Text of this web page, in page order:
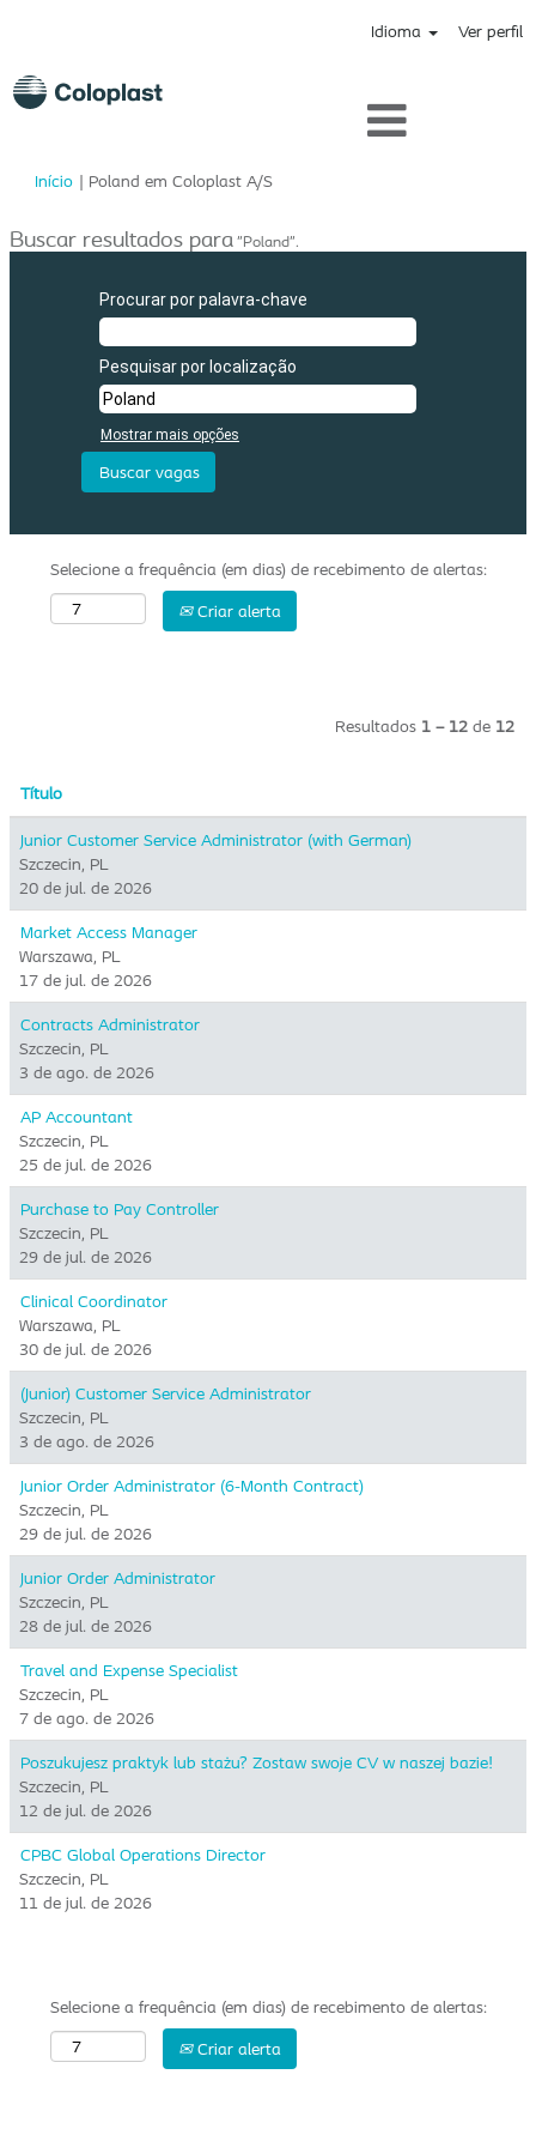
Idioma Ver perfil
Início | Poland em Coloplast A/S(página
Buscar resultados para"Poland".
Procurar por palavra-chave
Pesquisar por localização
Mostrar mais opções
Selecione a frequência (em dias) de recebimento de alertas:
Criar alerta
Resultados 1 – 12 de 12
Título
Junior Customer Service Administrator (with German)
Szczecin, PL
20 de jul. de 2026
Market Access Manager
Warszawa, PL
17 de jul. de 2026
Contracts Administrator
Szczecin, PL
3 de ago. de 2026
AP Accountant
Szczecin, PL
25 de jul. de 2026
Purchase to Pay Controller
Szczecin, PL
29 de jul. de 2026
Clinical Coordinator
Warszawa, PL
30 de jul. de 2026
(Junior) Customer Service Administrator
Szczecin, PL
3 de ago. de 2026
Junior Order Administrator (6-Month Contract)
Szczecin, PL
29 de jul. de 2026
Junior Order Administrator
Szczecin, PL
28 de jul. de 2026
Travel and Expense Specialist
Szczecin, PL
7 de ago. de 2026
Poszukujesz praktyk lub stażu? Zostaw swoje CV w naszej bazie!
Szczecin, PL
12 de jul. de 2026
CPBC Global Operations Director
Szczecin, PL
11 de jul. de 2026
Selecione a frequência (em dias) de recebimento de alertas:
Criar alerta